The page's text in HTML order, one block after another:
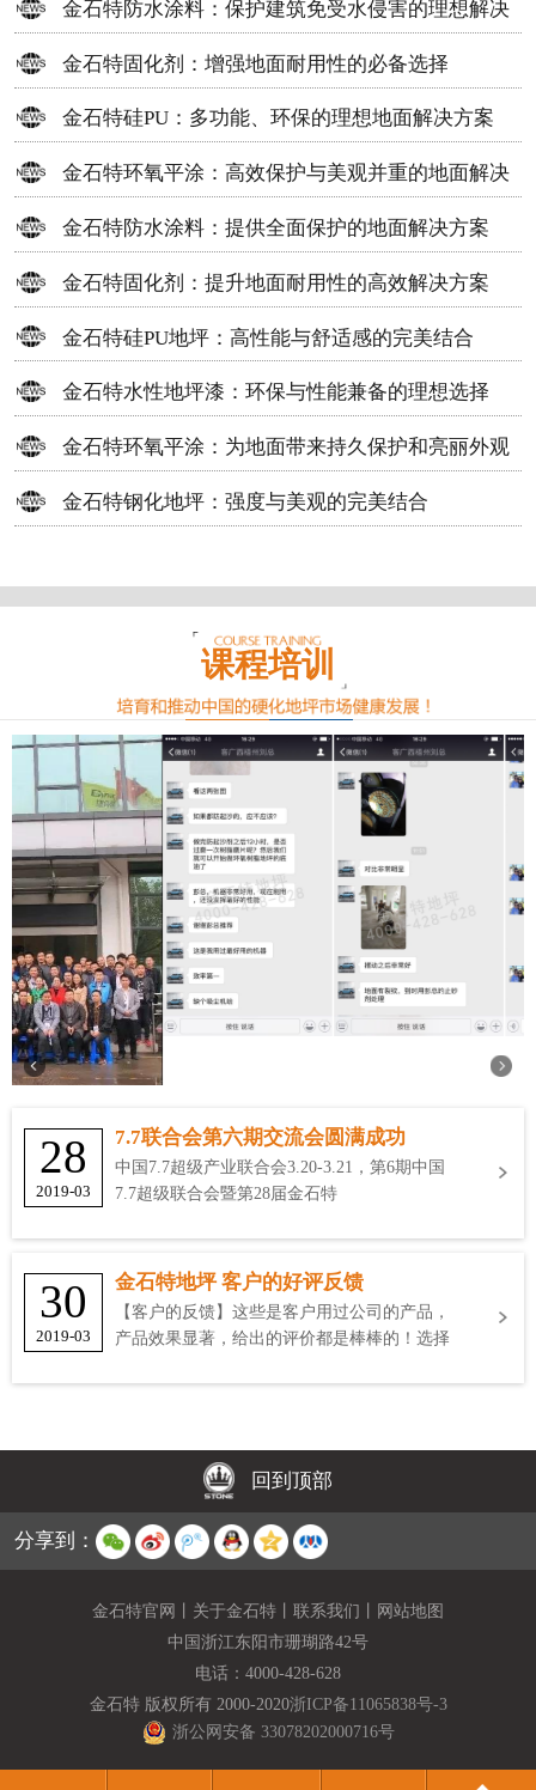
金石特防水涂料：保护建筑免受水侵害的理想解决
方案
金石特固化剂：增强地面耐用性的必备选择
金石特硅PU：多功能、环保的理想地面解决方案
金石特环氧平涂：高效保护与美观并重的地面解决
方案
金石特防水涂料：提供全面保护的地面解决方案
金石特固化剂：提升地面耐用性的高效解决方案
金石特硅PU地坪：高性能与舒适感的完美结合
金石特水性地坪漆：环保与性能兼备的理想选择
金石特环氧平涂：为地面带来持久保护和亮丽外观
金石特钢化地坪：强度与美观的完美结合
课程培训
28
2019-03
7.7联合会第六期交流会圆满成功
中国7.7超级产业联合会3.20-3.21，第6期中国
7.7超级联合会暨第28届金石特
30
2019-03
金石特地坪 客户的好评反馈
【客户的反馈】这些是客户用过公司的产品，
产品效果显著，给出的评价都是棒棒的！选择
回到顶部
分享到：
金石特官网 关于金石特 联系我们
网站地图
中国浙江东阳市珊瑚路42号
电话： 4000-428-628
金石特 版权所有 2000-2020浙ICP备11065838号-3
浙公网安备 33078202000716号